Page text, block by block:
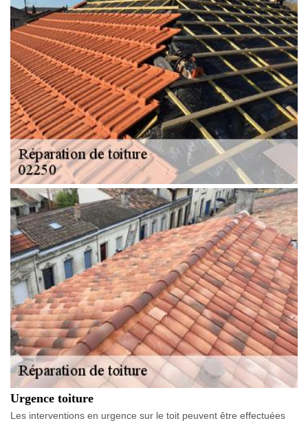
Urgence toiture
Les interventions en urgence sur le toit peuvent être effectuées